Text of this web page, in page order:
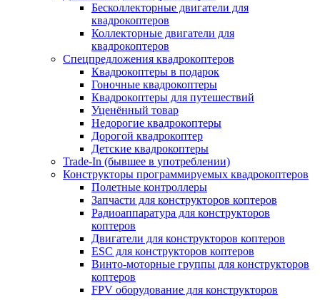
Бесколлекторные двигатели для
квадрокоптеров
Коллекторные двигатели для
квадрокоптеров
Спецпредложения квадрокоптеров
Квадрокоптеры в подарок
Гоночные квадрокоптеры
Квадрокоптеры для путешествий
Уценённый товар
Недорогие квадрокоптеры
Дорогой квадрокоптер
Детские квадрокоптеры
Trade-In (бывшее в употреблении)
Конструкторы программируемых квадрокоптеров
Полетные контроллеры
Запчасти для конструкторов коптеров
Радиоаппаратура для конструкторов
коптеров
Двигатели для конструкторов коптеров
ESC для конструкторов коптеров
Винто-моторные группы для конструкторов
коптеров
FPV оборудование для конструкторов